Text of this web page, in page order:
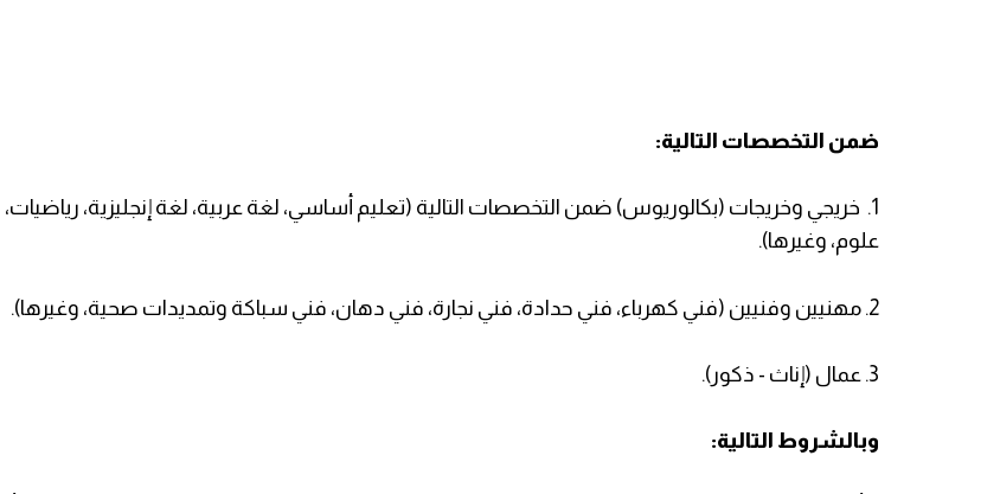
ضمن التخصصات التالية:
1. خريجي وخريجات (بكالوريوس) ضمن التخصصات التالية (تعليم أساسي، لغة عربية، لغة إنجليزية، رياضيات،
علوم، وغيرها).
2. مهنيين وفنيين (فني كهرباء، فني حدادة، فني نجارة، فني دهان، فني سباكة وتمديدات صحية، وغيرها).
3. عمال (إناث - ذكور).
وبالشروط التالية: